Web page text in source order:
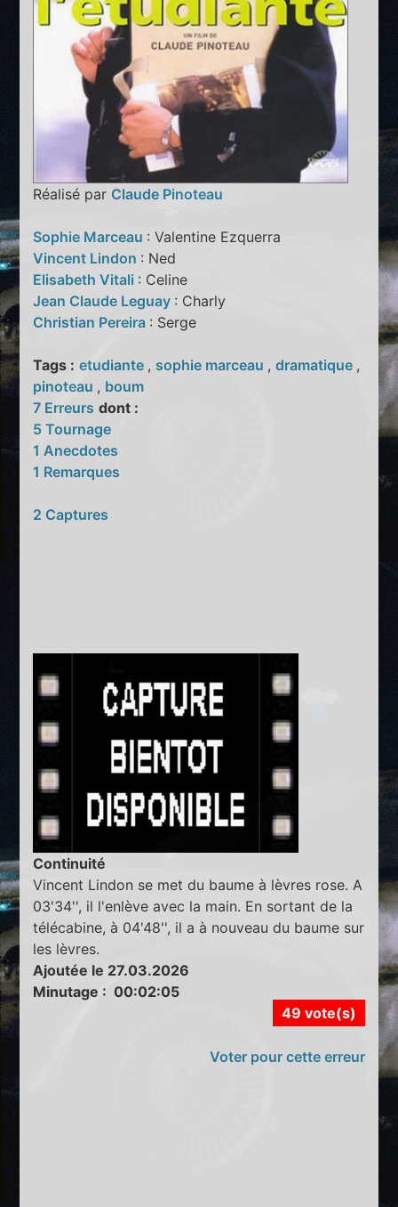
Réalisé par Claude Pinoteau
Sophie Marceau : Valentine Ezquerra
Vincent Lindon : Ned
Elisabeth Vitali : Celine
Jean Claude Leguay : Charly
Christian Pereira : Serge
Tags : etudiante , sophie marceau ,dramatique ,
pinoteau , boum
7 Erreurs dont :
5 Tournage
1 Anecdotes
1 Remarques
2 Captures
Continuité
Vincent Lindon se met du baume à lèvres rose. A
03'34'', il l'enlève avec la main. En sortant de la
télécabine, à 04'48'', il a à nouveau du baume sur
les lèvres.
Ajoutée le 27.03.2026
Minutage : 00:02:05
49 vote(s)
Voter pour cette erreur